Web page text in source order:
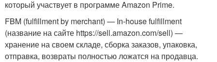
который участвует в программе Amazon Prime.
FBM (fulfillment by merchant) — In-house fulfillment
(название на сайте https://sell.amazon.com/sell) —
хранение на своем складе, сборка заказов, упаковка,
отправка, возвраты полностью ложатся на продавца.